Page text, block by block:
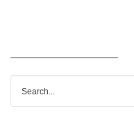
for: